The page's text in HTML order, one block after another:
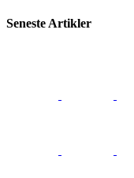
Seneste Artikler